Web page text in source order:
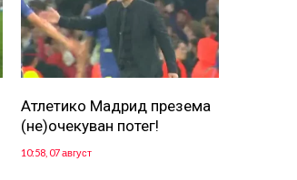
Атлетико Мадрид презема
(не)очекуван потег!
10:58, 07 август